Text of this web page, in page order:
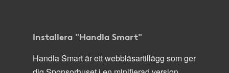
Installera "Handla Smart"
Handla Smart är ett webbläsartillägg som ger